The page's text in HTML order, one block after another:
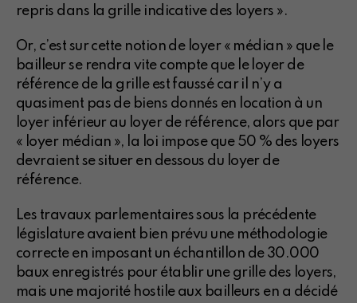
repris dans la grille indicative des loyers ».
Or, c’est sur cette notion de loyer « médian » que le
bailleur se rendra vite compte que le loyer de
référence de la grille est faussé car il n’y a
quasiment pas de biens donnés en location à un
loyer inférieur au loyer de référence, alors que par
« loyer médian », la loi impose que 50 % des loyers
devraient se situer en dessous du loyer de
référence.
Les travaux parlementaires sous la précédente
législature avaient bien prévu une méthodologie
correcte en imposant un échantillon de 30.000
baux enregistrés pour établir une grille des loyers,
mais une majorité hostile aux bailleurs en a décidé